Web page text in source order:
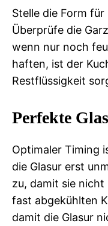
Stelle die Form
Überprüfe die
wenn nur noch
haften, ist der
Restflüssigkeit
Perfekte
Optimaler Timing
die Glasur erst
zu, damit sie
fast abgekühlten
damit die Glasur